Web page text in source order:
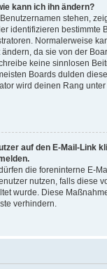
kann ich ihn ändern?
stehen,
identifizieren bestimmte
Normalerweise
da sie von der
keine sinnlosen
Boards dulden
wird deinen Rang
auf den E-Mail-Link
die foreninterne E-
nutzen, falls diese
wurde. Diese
verhindern.